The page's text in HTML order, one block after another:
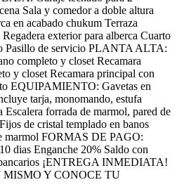
Sala y comedor a doble altura
en acabado chukum Terraza
exterior para alberca Cuarto
Pasillo de servicio PLANTA ALTA:
completo y closet Recamara
y closet Recamara principal con
EQUIPAMIENTO: Gavetas en
tarja, monomando, estufa
forrada de marmol, pared de
de cristal templado en banos
marmol FORMAS DE PAGO:
dias Enganche 20% Saldo con
¡ENTREGA INMEDIATA!
Y CONOCE TU